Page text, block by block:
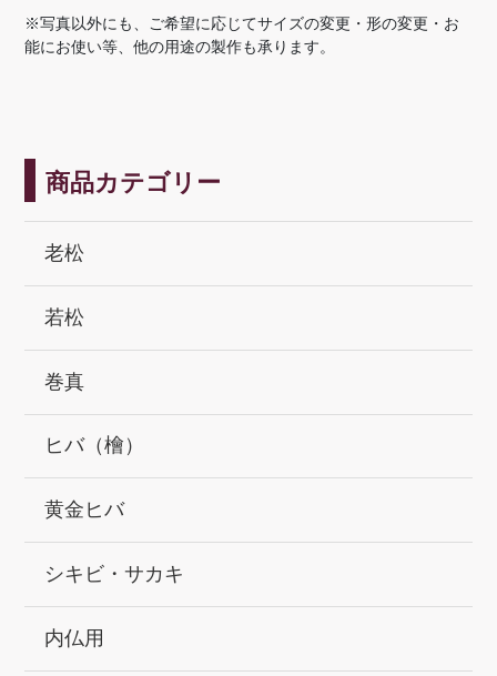
商品カテゴリー
老松
若松
巻真
ヒバ（檜）
黄金ヒバ
シキビ・サカキ
内仏用
※写真以外にも、ご希望に応じてサイズの変更・形の変更・お
能にお使い等、他の用途の製作も承ります。